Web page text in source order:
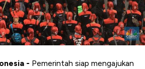
- Pemerintah siap mengajukan